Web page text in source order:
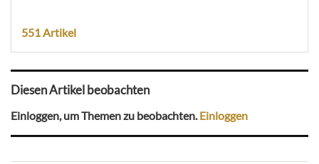
551 Artikel
Diesen Artikel beobachten
Einloggen, um Themen zu beobachten.Einloggen